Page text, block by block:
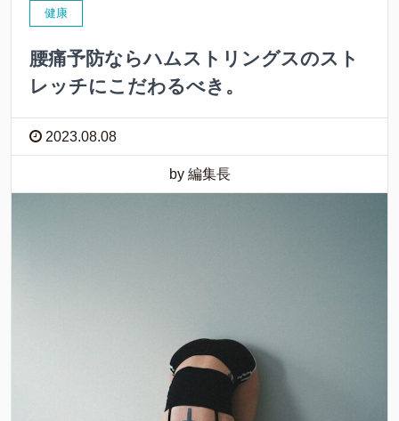
健康
腰痛予防ならハムストリングスのスト
レッチにこだわるべき。
2023.08.08
by 編集長